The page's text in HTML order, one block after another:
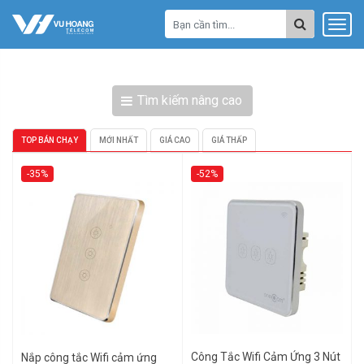
Tìm kiếm nâng cao
TOP BÁN CHẠY MỚI NHẤT GIÁ CAO GIÁ THẤP
-35%
Nắp công tắc Wifi cảm ứng
-52%
Công Tắc Wifi Cảm Ứng 3 Nút